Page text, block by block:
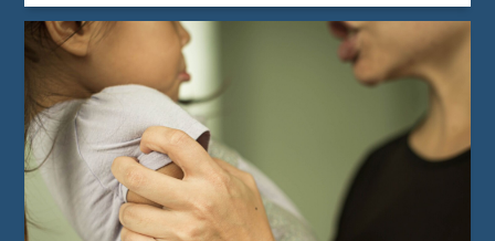
det lærte deg noe nytt. Du kan si: Takk for at
du lot meg få reparere når jeg hadde gjort deg
vondt. Jeg vil huske på det til neste gang, at
jeg ikke ler av andre når de ikke sier ordene helt
riktig. Jeg forstår det nå.
Gjør det godt igjen: Spør til slutt om det er